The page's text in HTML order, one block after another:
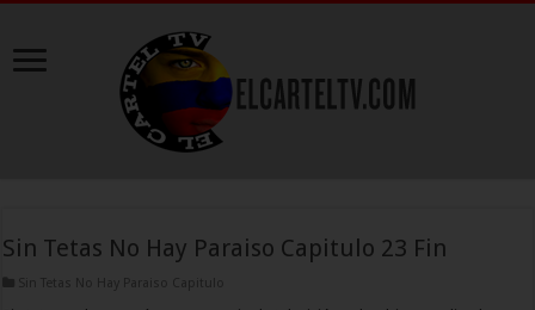
Sin Tetas No Hay Paraiso Capitulo 23 Fin
Sin Tetas No Hay Paraiso Capitulo